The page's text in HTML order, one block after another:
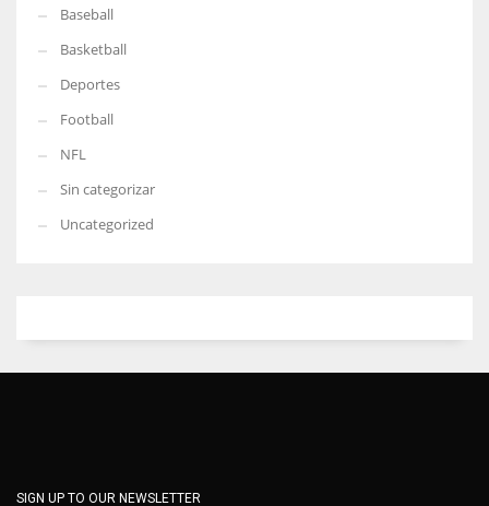
Baseball
Basketball
Deportes
Football
NFL
Sin categorizar
Uncategorized
SIGN UP TO OUR NEWSLETTER